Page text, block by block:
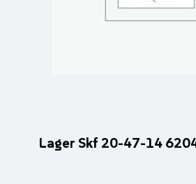
Lager Skf 20-47-14